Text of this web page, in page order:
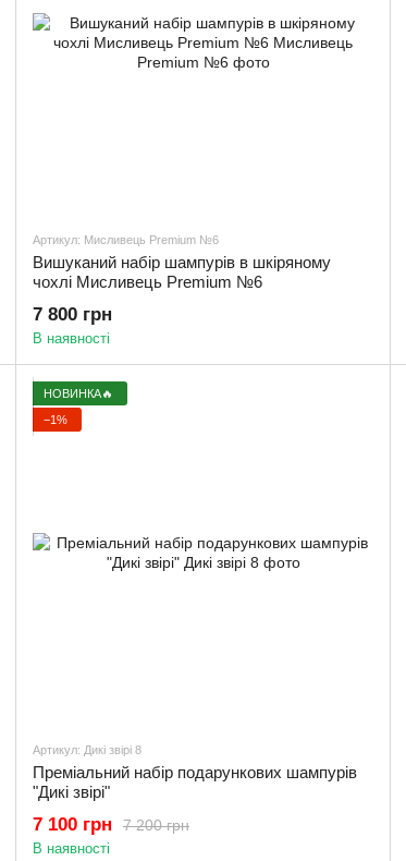
Артикул: Мисливець Premium №6
Вишуканий набір шампурів в шкіряному
чохлі Мисливець Premium №6
7 800 грн
В наявності
НОВИНКА🔥
−1%
Артикул: Дикі звірі 8
Преміальний набір подарункових шампурів
"Дикі звірі"
7 200 грн
7 100 грн
В наявності